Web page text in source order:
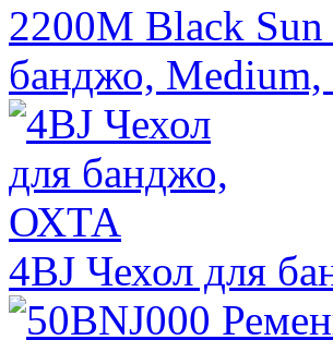
2200M Black Sun
банджо, Medium,
4BJ Чехол для